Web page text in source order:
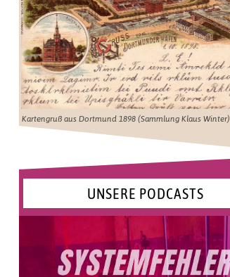
Kartengruß aus Dortmund 1898 (Sammlung Klaus Winter)
UNSERE PODCASTS